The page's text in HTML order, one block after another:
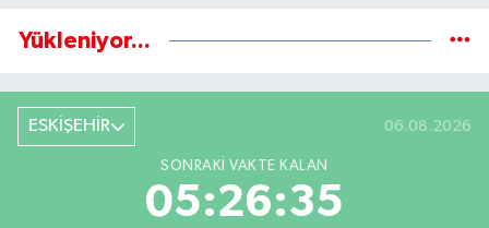
Yükleniyor...
ESKİŞEHİR 06.08.2026
SONRAKI VAKTE KALAN
05:26:35